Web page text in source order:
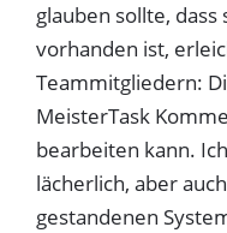
glauben sollte,
vorhanden ist,
Teammitgliedern:
MeisterTask
bearbeiten kann.
lächerlich, aber
gestandenen